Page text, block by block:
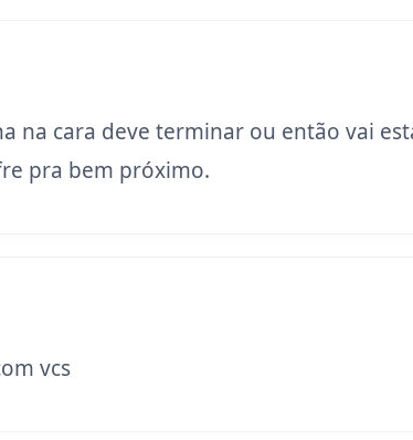
na cara deve terminar ou então vai
pra bem próximo.
vcs